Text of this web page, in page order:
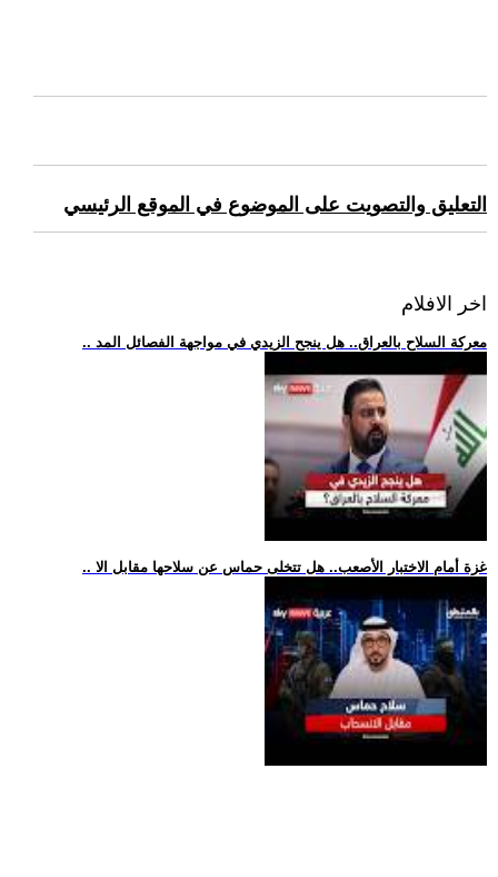
التعليق والتصويت على الموضوع في الموقع الرئيسي
اخر الافلام
.. معركة السلاح بالعراق.. هل ينجح الزيدي في مواجهة الفصائل المد
.. غزة أمام الاختبار الأصعب.. هل تتخلى حماس عن سلاحها مقابل الا